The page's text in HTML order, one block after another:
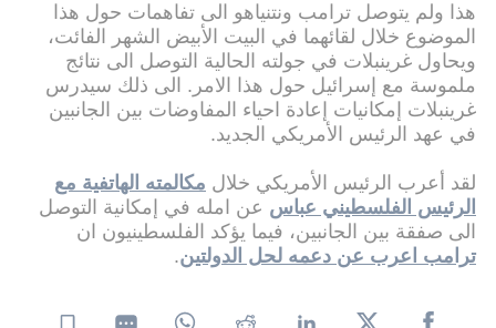
هذا ولم يتوصل ترامب ونتنياهو الى تفاهمات حول هذا
الموضوع خلال لقائهما في البيت الأبيض الشهر الفائت،
ويحاول غرينبلات في جولته الحالية التوصل الى نتائج
ملموسة مع إسرائيل حول هذا الامر. الى ذلك سيدرس
غرينبلات إمكانيات إعادة احياء المفاوضات بين الجانبين
في عهد الرئيس الأمريكي الجديد.
لقد أعرب الرئيس الأمريكي خلال مكالمته الهاتفية مع
الرئيس الفلسطيني عباس عن امله في إمكانية التوصل
الى صفقة بين الجانبين، فيما يؤكد الفلسطينيون ان
ترامب اعرب عن دعمه لحل الدولتين.